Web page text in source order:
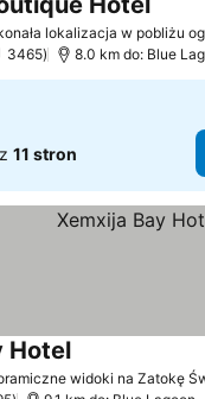
lokalizacja w pobliżu
3465 8.0 km do: Blue
11 stron
widoki na Zatokę
Hotel